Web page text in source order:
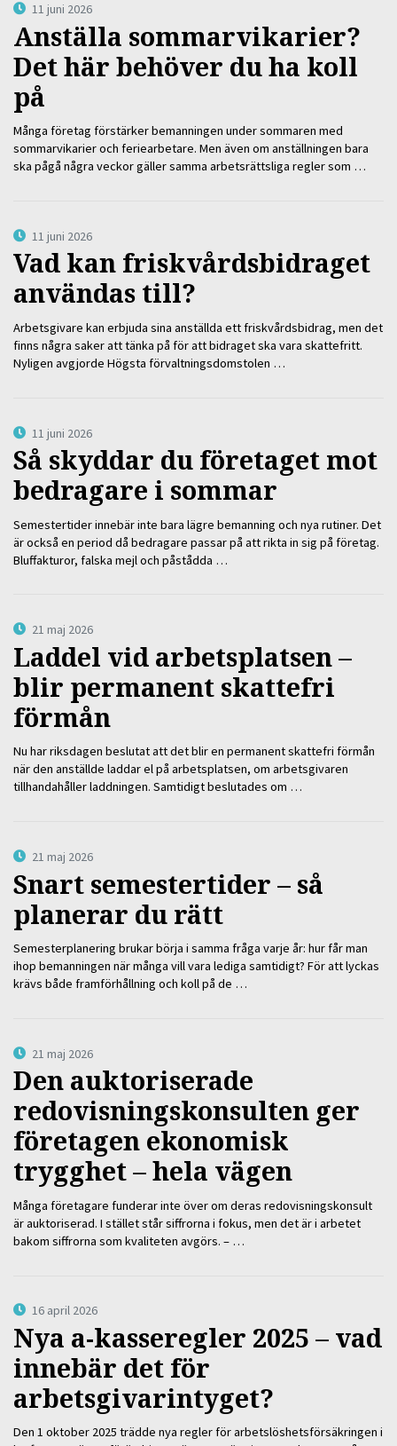
11 juni 2026
Anställa sommarvikarier?
Det här behöver du ha koll
på
Många företag förstärker bemanningen under sommaren med
sommarvikarier och feriearbetare. Men även om anställningen bara
ska pågå några veckor gäller samma arbetsrättsliga regler som …
11 juni 2026
Vad kan friskvårdsbidraget
användas till?
Arbetsgivare kan erbjuda sina anställda ett friskvårdsbidrag, men det
finns några saker att tänka på för att bidraget ska vara skattefritt.
Nyligen avgjorde Högsta förvaltningsdomstolen …
11 juni 2026
Så skyddar du företaget mot
bedragare i sommar
Semestertider innebär inte bara lägre bemanning och nya rutiner. Det
är också en period då bedragare passar på att rikta in sig på företag.
Bluffakturor, falska mejl och påstådda …
21 maj 2026
Laddel vid arbetsplatsen –
blir permanent skattefri
förmån
Nu har riksdagen beslutat att det blir en permanent skattefri förmån
när den anställde laddar el på arbetsplatsen, om arbetsgivaren
tillhandahåller laddningen. Samtidigt beslutades om …
21 maj 2026
Snart semestertider – så
planerar du rätt
Semesterplanering brukar börja i samma fråga varje år: hur får man
ihop bemanningen när många vill vara lediga samtidigt? För att lyckas
krävs både framförhållning och koll på de …
21 maj 2026
Den auktoriserade
redovisningskonsulten ger
företagen ekonomisk
trygghet – hela vägen
Många företagare funderar inte över om deras redovisningskonsult
är auktoriserad. I stället står siffrorna i fokus, men det är i arbetet
bakom siffrorna som kvaliteten avgörs. – …
16 april 2026
Nya a-kasseregler 2025 – vad
innebär det för
arbetsgivarintyget?
Den 1 oktober 2025 trädde nya regler för arbetslöshetsförsäkringen i